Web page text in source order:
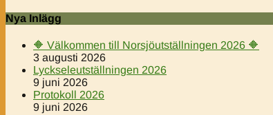
Nya Inlägg
🔶️ Välkommen till Norsjöutställningen 2026 🔶️
3 augusti 2026
Lyckseleutställningen 2026
9 juni 2026
Protokoll 2026
9 juni 2026